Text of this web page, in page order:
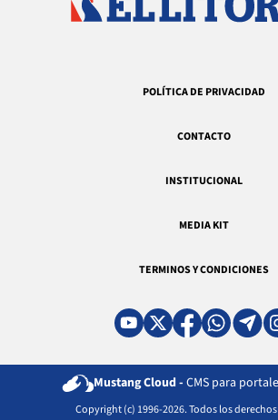
POLÍTICA DE PRIVACIDAD
CONTACTO
INSTITUCIONAL
MEDIA KIT
TERMINOS Y CONDICIONES
Mustang Cloud - CMS para
Copyright (c) 1996-2026. Todos los